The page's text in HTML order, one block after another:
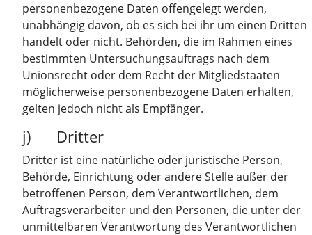
personenbezogene Daten offengelegt werden,
unabhängig davon, ob es sich bei ihr um einen Dritten
handelt oder nicht. Behörden, die im Rahmen eines
bestimmten Untersuchungsauftrags nach dem
Unionsrecht oder dem Recht der Mitgliedstaaten
möglicherweise personenbezogene Daten erhalten,
gelten jedoch nicht als Empfänger.
j) Dritter
Dritter ist eine natürliche oder juristische Person,
Behörde, Einrichtung oder andere Stelle außer der
betroffenen Person, dem Verantwortlichen, dem
Auftragsverarbeiter und den Personen, die unter der
unmittelbaren Verantwortung des Verantwortlichen